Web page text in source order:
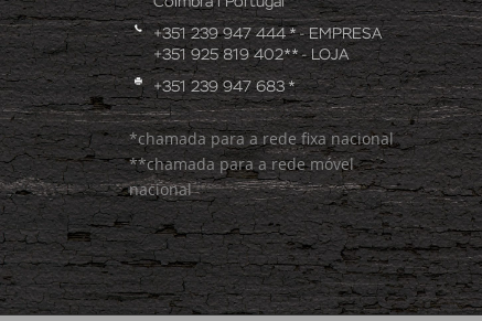
+351 239 947 444 * - EMPRESA
+351 925 819 402** - LOJA
+351 239 947 683 *
*chamada para a rede fixa nacional
**chamada para a rede móvel
nacional